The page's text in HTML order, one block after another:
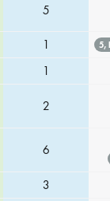
5
1 5,
1
2
6
3